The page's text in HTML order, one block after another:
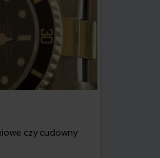
czy cudowny